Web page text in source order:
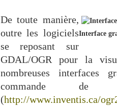
Interface
De toute manière,
outre les logiciels
se reposant sur
GDAL/OGR pour la
nombreuses interfaces
commande
(http://www.inventis.ca/